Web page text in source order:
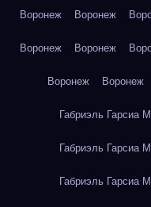
Воронеж Воронеж
Воронеж Воронеж
Воронеж Воронеж
Габриэль Гарсиа
Габриэль Гарсиа
Габриэль Гарсиа